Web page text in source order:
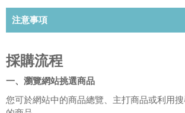
注意事項
採購流程
一、瀏覽網站挑選商品
您可於網站中的商品總覽、主打商品或利用